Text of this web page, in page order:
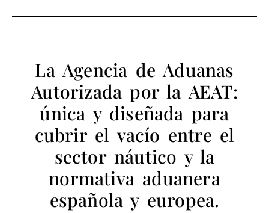
La Agencia de Aduanas
Autorizada por la AEAT:
única y diseñada para
cubrir el vacío entre el
sector náutico y la
normativa aduanera
española y europea.